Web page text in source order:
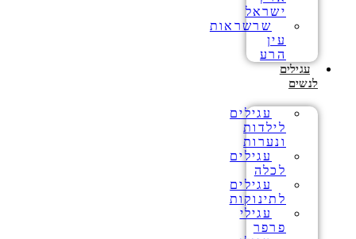
ישראל
שרשראות
עין
הרע
עגילים
לנשים
עגילים
לילדות
ונערות
עגילים
לכלה
עגילים
לתינוקות
עגילי
פרפר